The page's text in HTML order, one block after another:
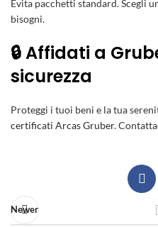
Evita pacchetti standard. Scegli
bisogni.
🔒 Affidati a
sicurezza
Proteggi i tuoi beni e la tua
certificati Arcas Gruber.
Newer